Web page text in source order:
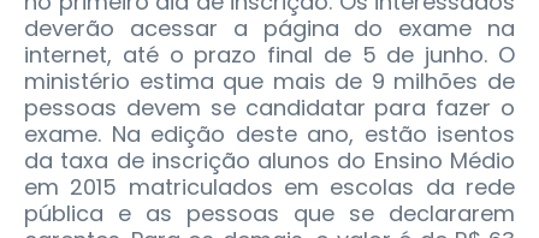
deverão acessar a página do exame na
internet, até o prazo final de 5 de junho. O
ministério estima que mais de 9 milhões de
pessoas devem se candidatar para fazer o
exame. Na edição deste ano, estão isentos
da taxa de inscrição alunos do Ensino Médio
em 2015 matriculados em escolas da rede
pública e as pessoas que se declararem